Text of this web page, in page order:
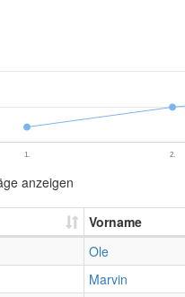
1. 2.
anzeigen
Vorname
Ole
Marvin